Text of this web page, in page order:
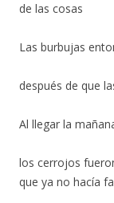
de las cosas
Las burbujas
después de que
Al llegar la
los cerrojos
que ya no hacía